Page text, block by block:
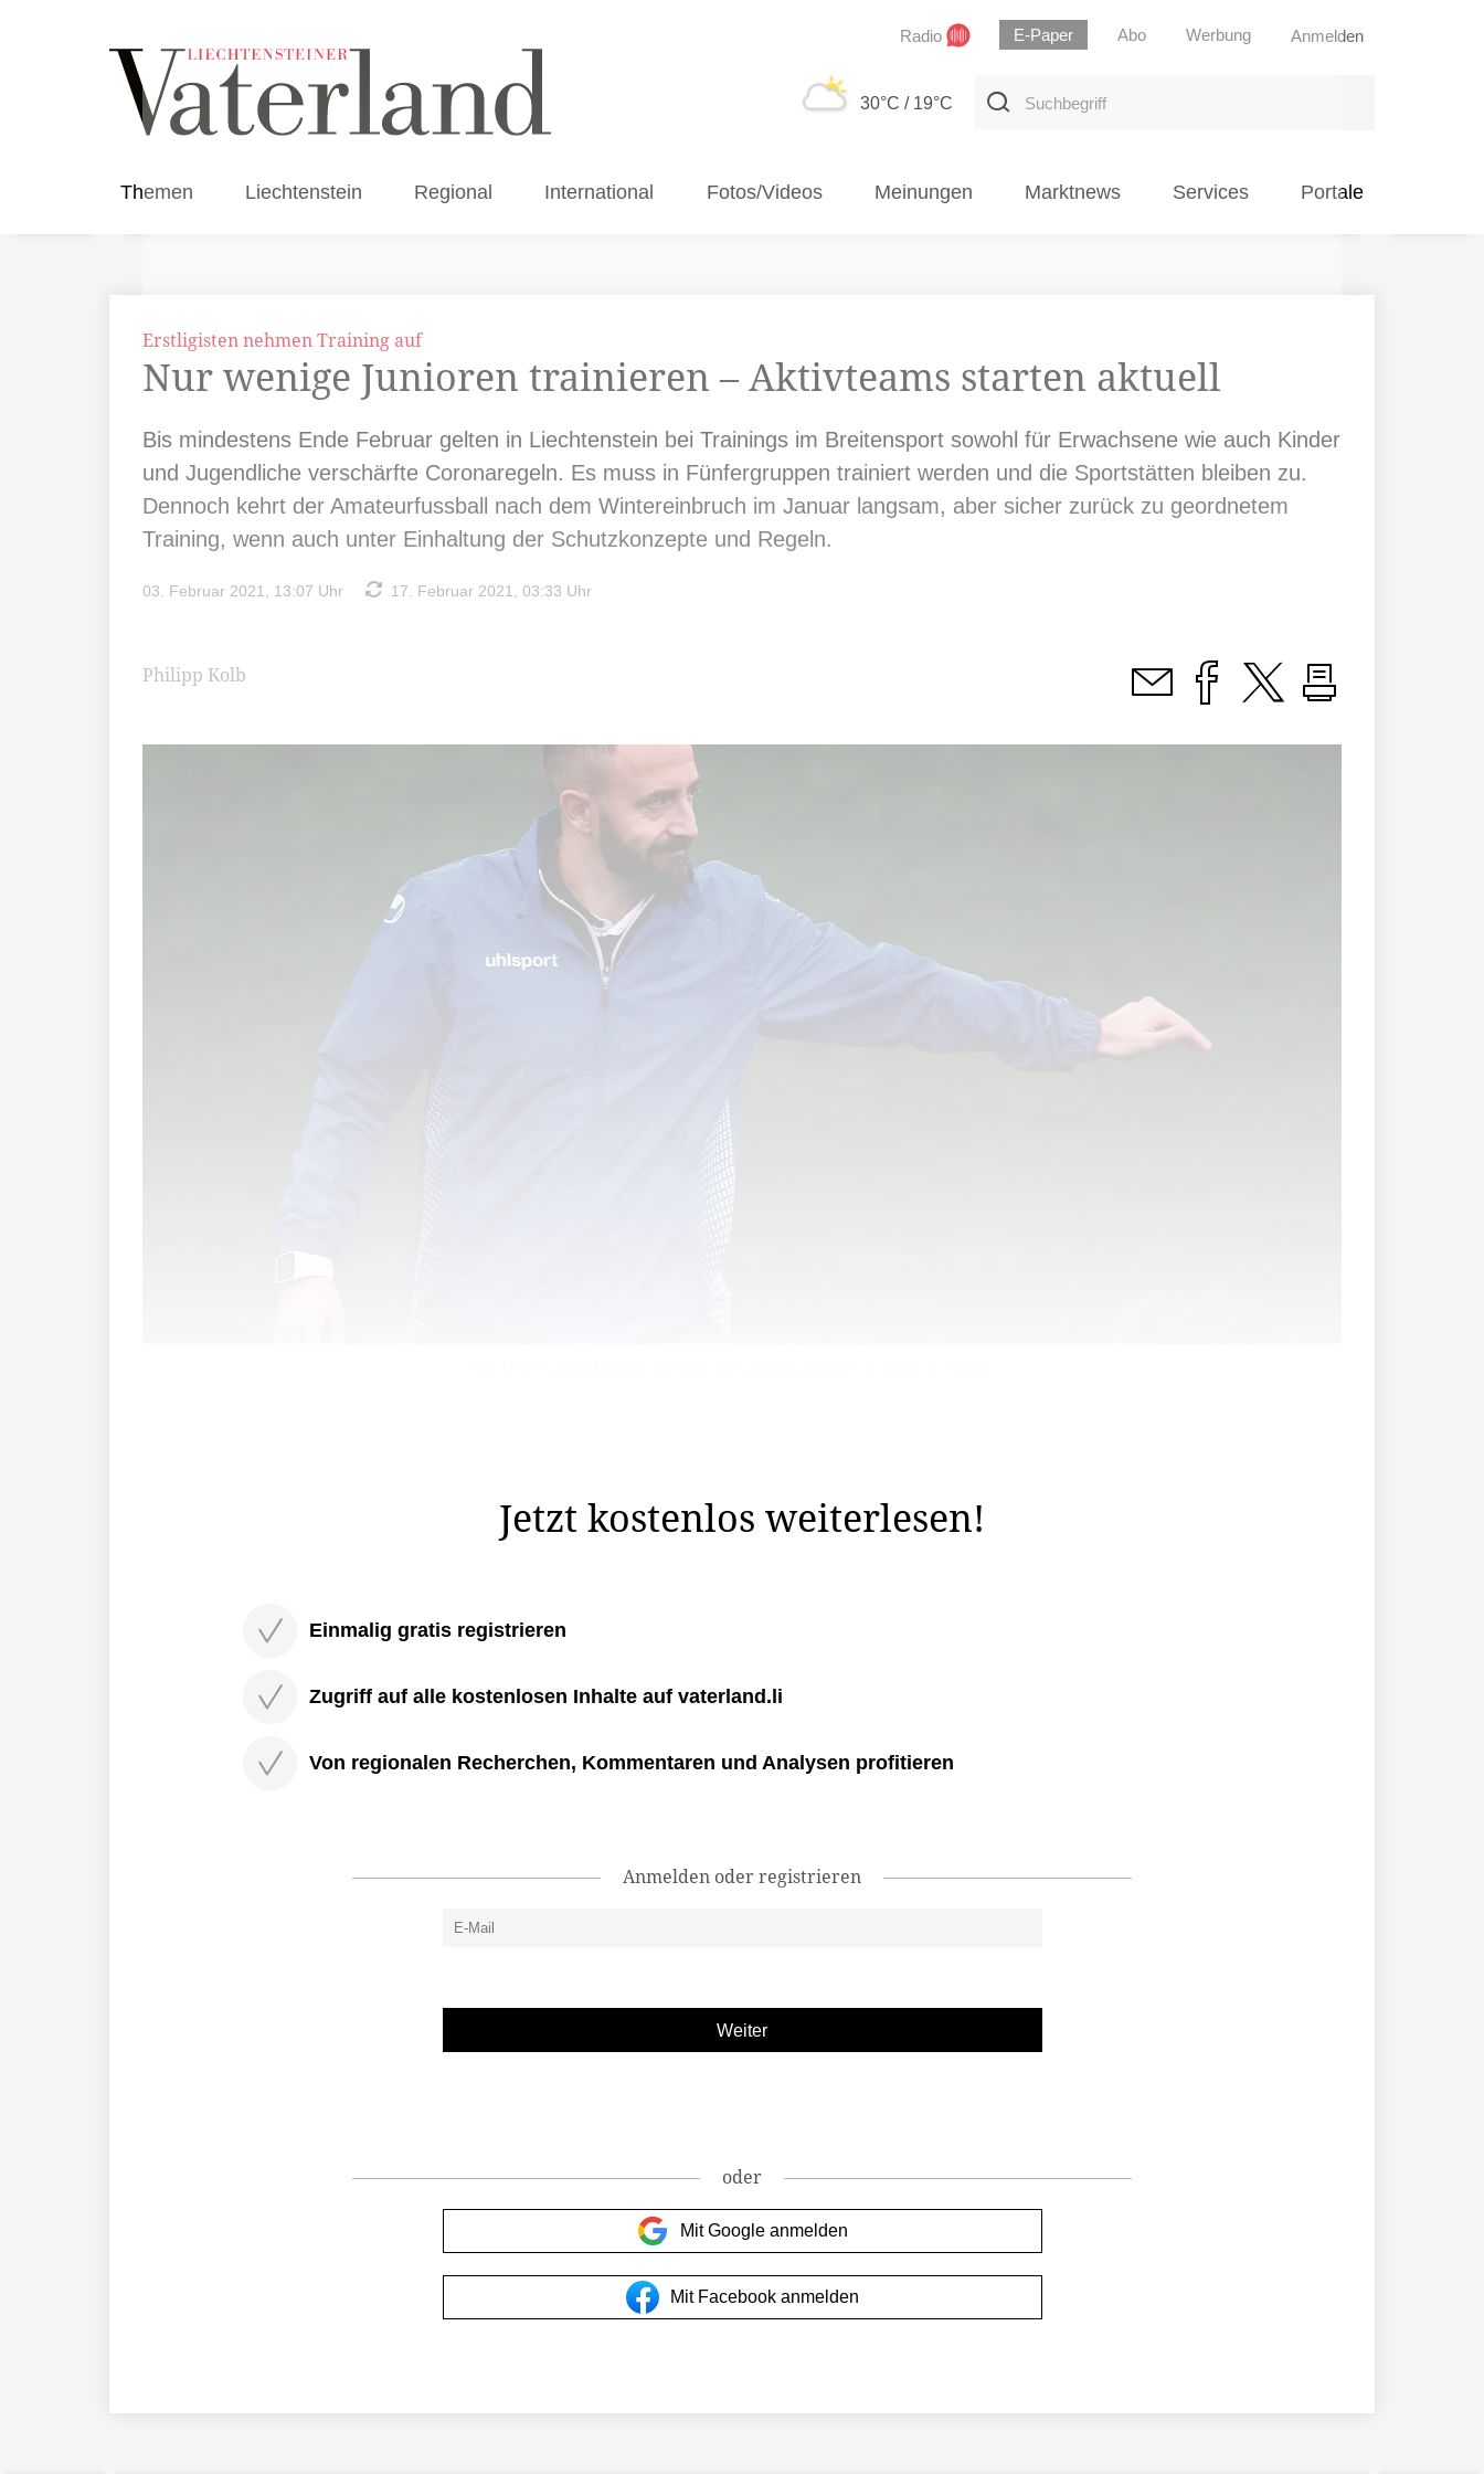
Radio E-Paper Abo Werbung Anmelden
30°C / 19°C
Suchbegriff
Themen Liechtenstein Regional International Fotos/Videos Meinungen Marktnews Services Portale
Erstligisten nehmen Training auf
Nur wenige Junioren trainieren – Aktivteams starten aktuell
Bis mindestens Ende Februar gelten in Liechtenstein bei Trainings im Breitensport sowohl für Erwachsene wie auch Kinder
und Jugendliche verschärfte Coronaregeln. Es muss in Fünfergruppen trainiert werden und die Sportstätten bleiben zu.
Dennoch kehrt der Amateurfussball nach dem Wintereinbruch im Januar langsam, aber sicher zurück zu geordnetem
Training, wenn auch unter Einhaltung der Schutzkonzepte und Regeln.
03. Februar 2021, 13:07 Uhr 17. Februar 2021, 03:33 Uhr
Philipp Kolb
Jetzt kostenlos weiterlesen!
Einmalig gratis registrieren
Zugriff auf alle kostenlosen Inhalte auf vaterland.li
Von regionalen Recherchen, Kommentaren und Analysen profitieren
Anmelden oder registrieren
oder
Mit Google anmelden
Mit Facebook anmelden